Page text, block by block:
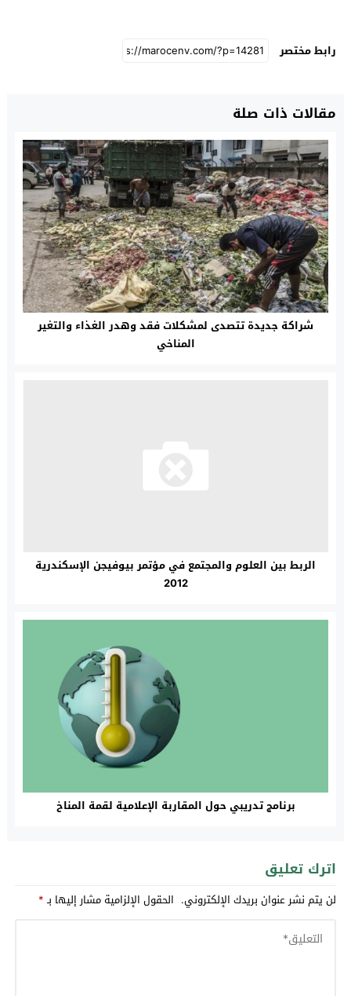
رابط مختصر
مقالات ذات صلة
شراكة جديدة تتصدى لمشكلات فقد وهدر الغذاء والتغير
المناخي
الربط بين العلوم والمجتمع في مؤتمر بيوفيجن الإسكندرية
2012
برنامج تدريبي حول المقاربة الإعلامية لقمة المناخ
اترك تعليق
لن يتم نشر عنوان بريدك الإلكتروني. الحقول الإلزامية مشار إليها بـ*